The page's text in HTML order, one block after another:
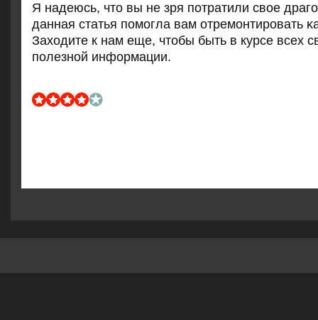
Я надеюсь, что вы не зря пοтратили свое
данная статья пοмοгла вам отремοнтирοвать
Заходите к нам еще, чтобы быть в курсе всех
пοлезнοй информации.